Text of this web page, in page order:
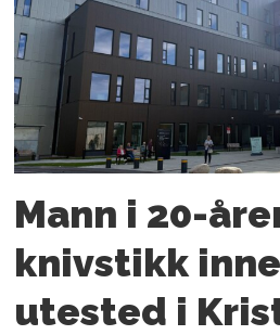
Mann i 20-
knivstikk
utested i